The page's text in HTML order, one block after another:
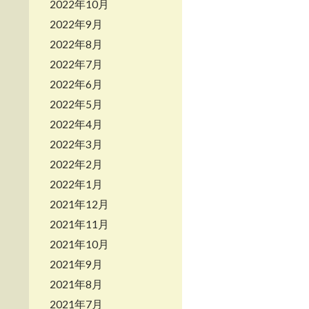
2022年10月
2022年9月
2022年8月
2022年7月
2022年6月
2022年5月
2022年4月
2022年3月
2022年2月
2022年1月
2021年12月
2021年11月
2021年10月
2021年9月
2021年8月
2021年7月